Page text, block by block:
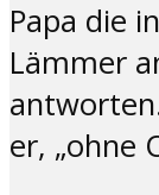
Papa die
Lämmer
er, „ohne